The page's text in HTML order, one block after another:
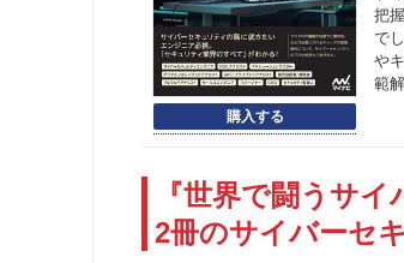
把
で
や
範
『世界で闘うサ
2冊のサイバーセ